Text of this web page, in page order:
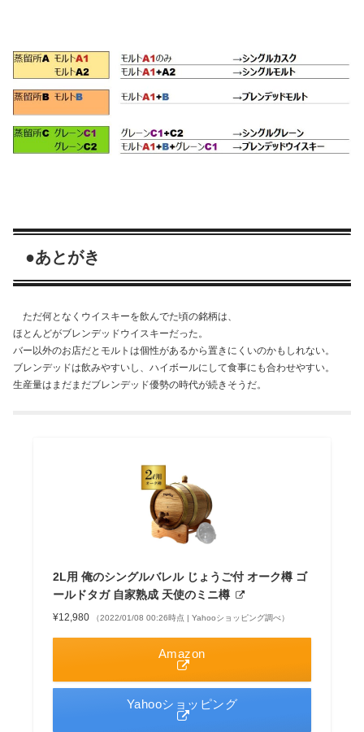
●あとがき
ただ何となくウイスキーを飲んでた頃の銘柄は、
ほとんどがブレンデッドウイスキーだった。
バー以外のお店だとモルトは個性があるから置きにくいのかもしれない。
ブレンデッドは飲みやすいし、ハイボールにして食事にも合わせやすい。
生産量はまだまだブレンデッド優勢の時代が続きそうだ。
2L用 俺のシングルバレル じょうご付 オーク樽 ゴ
ールドタガ 自家熟成 天使のミニ樽
¥12,980 （2022/01/08 00:26時点 | Yahooショッピング調べ）
Amazon
Yahooショッピング